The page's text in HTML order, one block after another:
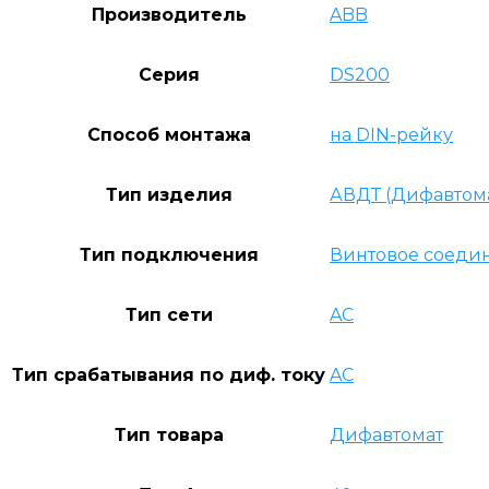
Производитель ABB
Серия DS200
Способ монтажа на DIN-рейку
Тип изделия АВДТ
Тип подключения Винтовое
Тип сети AC
Тип срабатывания по диф. току AC
Тип товара Дифавтомат